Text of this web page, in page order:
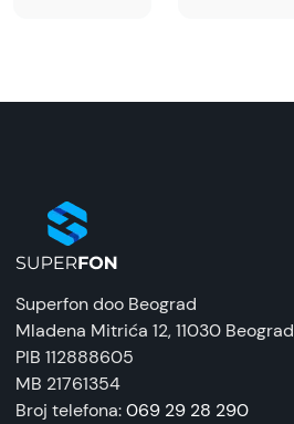
Superfon doo Beograd
Mladena Mitrića 12, 11030 Beograd
PIB 112888605
MB 21761354
Broj telefona:069 29 28 290